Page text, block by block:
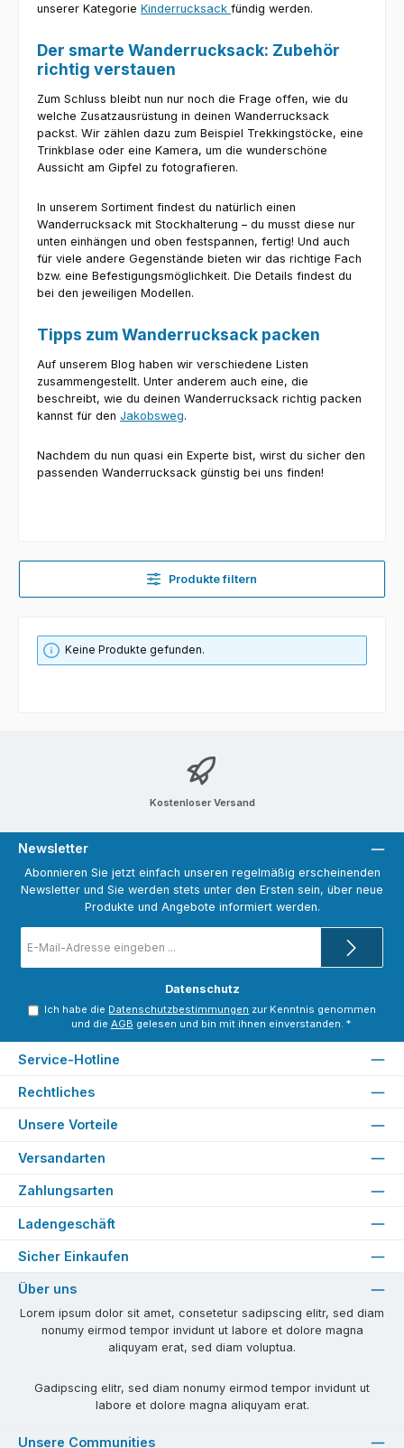
unserer Kategorie Kinderrucksack fündig werden.
Der smarte Wanderrucksack: Zubehör
richtig verstauen
Zum Schluss bleibt nun nur noch die Frage offen, wie du
welche Zusatzausrüstung in deinen Wanderrucksack
packst. Wir zählen dazu zum Beispiel Trekkingstöcke, eine
Trinkblase oder eine Kamera, um die wunderschöne
Aussicht am Gipfel zu fotografieren.
In unserem Sortiment findest du natürlich einen
Wanderrucksack mit Stockhalterung – du musst diese nur
unten einhängen und oben festspannen, fertig! Und auch
für viele andere Gegenstände bieten wir das richtige Fach
bzw. eine Befestigungsmöglichkeit. Die Details findest du
bei den jeweiligen Modellen.
Tipps zum Wanderrucksack packen
Auf unserem Blog haben wir verschiedene Listen
zusammengestellt. Unter anderem auch eine, die
beschreibt, wie du deinen Wanderrucksack richtig packen
kannst für den Jakobsweg.
Nachdem du nun quasi ein Experte bist, wirst du sicher den
passenden Wanderrucksack günstig bei uns finden!
Produkte filtern
Keine Produkte gefunden.
Kostenloser Versand
Newsletter
Abonnieren Sie jetzt einfach unseren regelmäßig erscheinenden
Newsletter und Sie werden stets unter den Ersten sein, über neue
Produkte und Angebote informiert werden.
Mail-
Adresse
Datenschutz
Ich habe die Datenschutzbestimmungen zur Kenntnis genommen
und die AGB gelesen und bin mit ihnen einverstanden. *
Service-Hotline
Rechtliches
Unsere Vorteile
Versandarten
Zahlungsarten
Ladengeschäft
Sicher Einkaufen
Über uns
Lorem ipsum dolor sit amet, consetetur sadipscing elitr, sed diam
nonumy eirmod tempor invidunt ut labore et dolore magna
aliquyam erat, sed diam voluptua.
Gadipscing elitr, sed diam nonumy eirmod tempor invidunt ut
labore et dolore magna aliquyam erat.
Unsere Communities